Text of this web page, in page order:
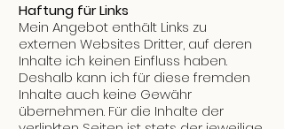
Haftung für Links
Mein Angebot enthält Links zu
externen Websites Dritter, auf deren
Inhalte ich keinen Einfluss haben.
Deshalb kann ich für diese fremden
Inhalte auch keine Gewähr
übernehmen. Für die Inhalte der